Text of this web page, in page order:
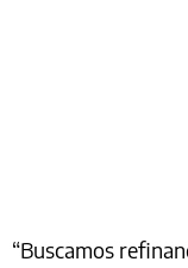
“Buscamos